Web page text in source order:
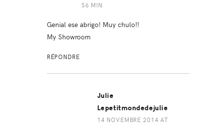
56 MIN
Genial ese abrigo! Muy chulo!!
My Showroom
RÉPONDRE
Julie
Lepetitmondedejulie
14 NOVEMBRE 2014 AT